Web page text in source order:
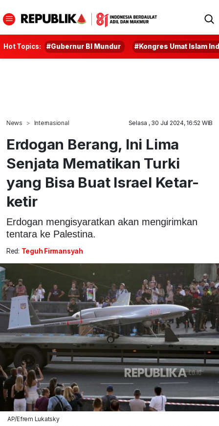
Hot Topics: #Gubernur BI Mundur #Kongres Umat Islam
News Internasional Selasa , 30 Jul 2024, 16:52 WIB
Erdogan Berang, Ini Lima
Senjata Mematikan Turki
yang Bisa Buat Israel Ketar-
ketir
Erdogan mengisyaratkan akan mengirimkan
tentara ke Palestina.
Red: Teguh Firmansyah
AP/Efrem Lukatsky